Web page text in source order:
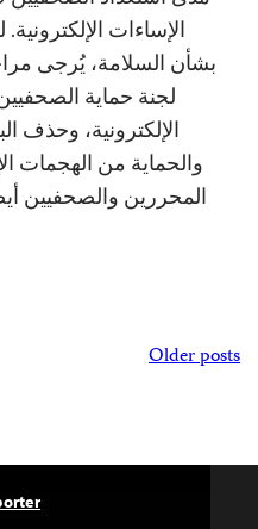
الإساءات
بشأن السلامة، يُرجى
لجنة حماية
الإلكترونية، وحذف
والحماية من الهجمات
المحررين والصحفيين
Posts
Older posts